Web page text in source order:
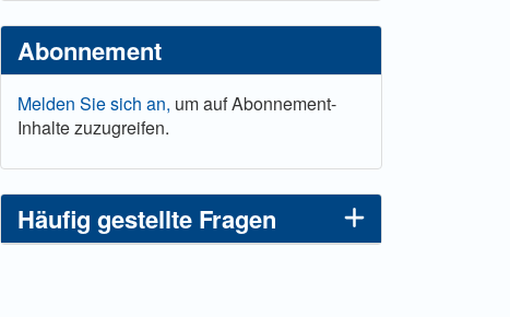
Abonnement
Melden Sie sich an, um auf Abonnement-
Inhalte zuzugreifen.
Häufig gestellte Fragen